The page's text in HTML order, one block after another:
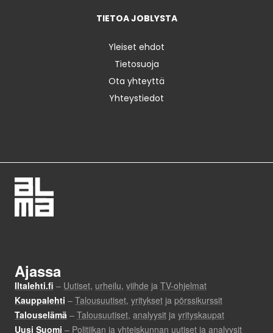
TIETOA JOBLYSTA
Yleiset ehdot
Tietosuoja
Ota yhteyttä
Yhteystiedot